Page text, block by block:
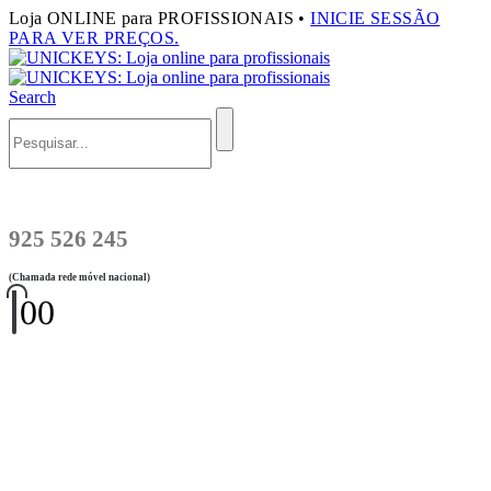
Loja ONLINE para PROFISSIONAIS •INICIE SESSÃO
PARA VER PREÇOS.
Search
925 526 245
(Chamada rede móvel nacional)
00